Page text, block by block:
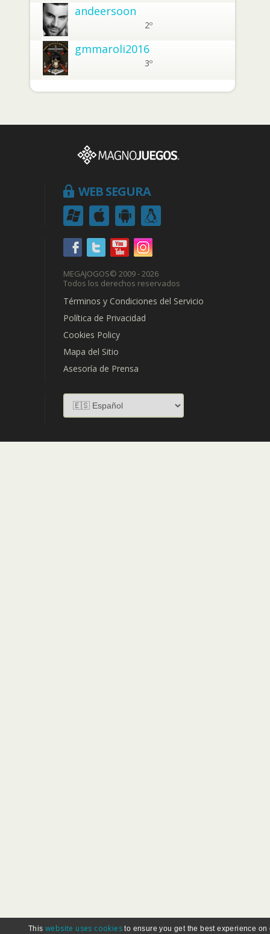
andeersoon
2º
gmmaroli2016
3º
WEB SEGURA
MEGAJOGOS© 2009 - 2026
Todos los derechos reservados
Términos y Condiciones del Servicio
Política de Privacidad
Cookies Policy
Mapa del Sitio
Asesoría de Prensa
This website uses cookies to ensure you get the best experience on